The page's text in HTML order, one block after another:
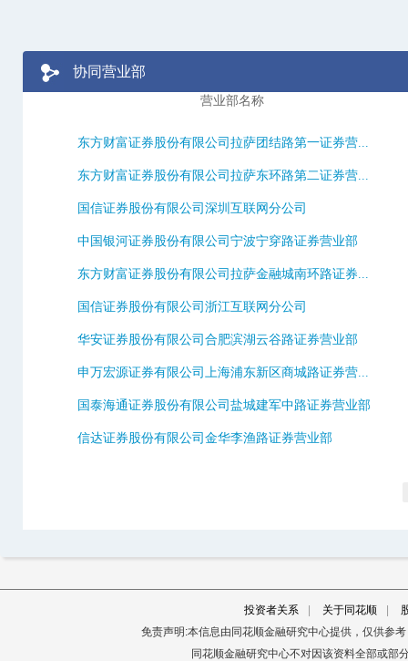
协同营业部
营业部名称
东方财富证券股份有限公司拉萨团结路第一证券营...
东方财富证券股份有限公司拉萨东环路第二证券营...
国信证券股份有限公司深圳互联网分公司
中国银河证券股份有限公司宁波宁穿路证券营业部
东方财富证券股份有限公司拉萨金融城南环路证券...
国信证券股份有限公司浙江互联网分公司
华安证券股份有限公司合肥滨湖云谷路证券营业部
申万宏源证券有限公司上海浦东新区商城路证券营...
国泰海通证券股份有限公司盐城建军中路证券营业部
信达证券股份有限公司金华李渔路证券营业部
投资者关系 关于同花顺
免责声明:本信息由同花顺金融研究中心提供，仅供参
同花顺金融研究中心不对因该资料全部或部